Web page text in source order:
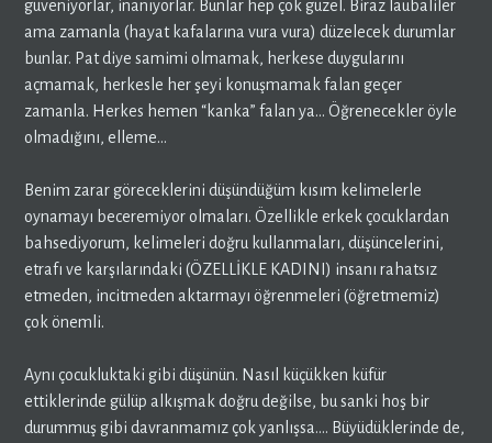
güveniyorlar, inanıyorlar. Bunlar hep çok güzel. Biraz laubaliler
ama zamanla (hayat kafalarına vura vura) düzelecek durumlar
bunlar. Pat diye samimi olmamak, herkese duygularını
açmamak, herkesle her şeyi konuşmamak falan geçer
zamanla. Herkes hemen “kanka” falan ya… Öğrenecekler öyle
olmadığını, elleme…
Benim zarar göreceklerini düşündüğüm kısım kelimelerle
oynamayı beceremiyor olmaları. Özellikle erkek çocuklardan
bahsediyorum, kelimeleri doğru kullanmaları, düşüncelerini,
etrafı ve karşılarındaki (ÖZELLİKLE KADINI) insanı rahatsız
etmeden, incitmeden aktarmayı öğrenmeleri (öğretmemiz)
çok önemli.
Aynı çocukluktaki gibi düşünün. Nasıl küçükken küfür
ettiklerinde gülüp alkışmak doğru değilse, bu sanki hoş bir
durummuş gibi davranmamız çok yanlışsa…. Büyüdüklerinde de,